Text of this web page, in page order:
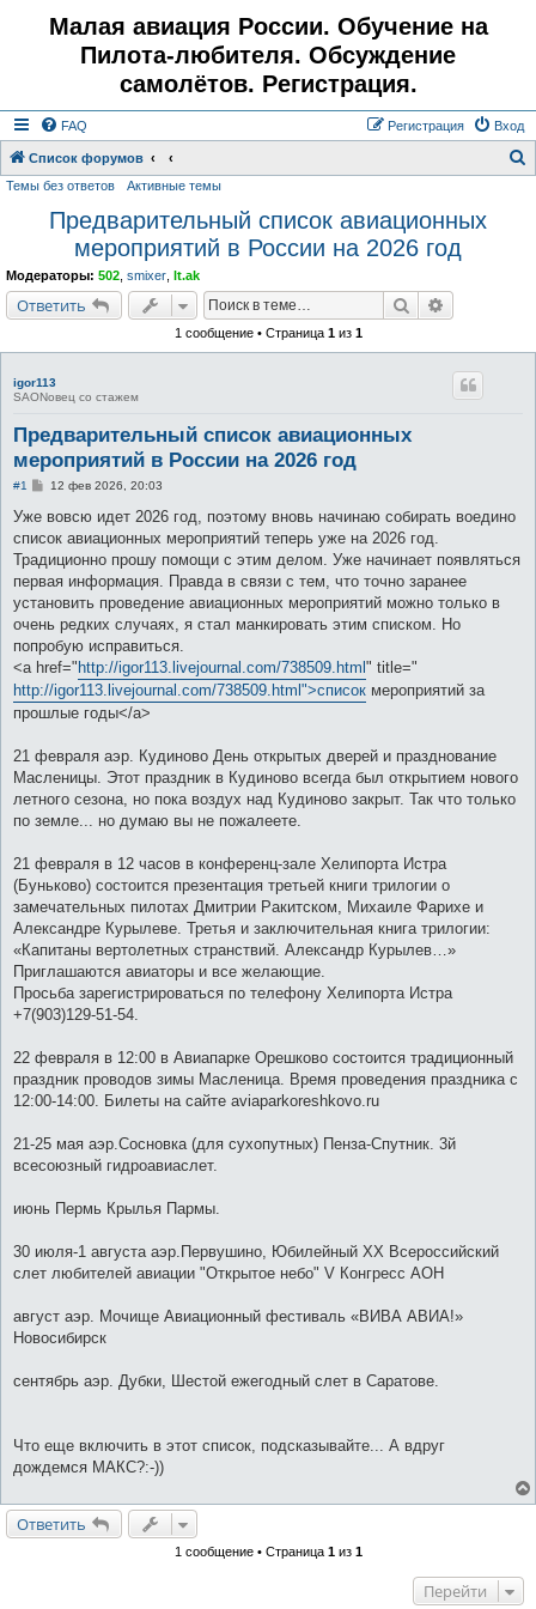
Малая авиация России. Обучение на
Пилота-любителя. Обсуждение
самолётов. Регистрация.
FAQ Вход
Регистрация
Список форумов
Темы без ответов Активные темы
Предварительный список авиационных
мероприятий в России на 2026 год
Модераторы: 502 smixer lt.ak
Ответить Поиск
1 сообщение • Страница 1из 1
igor113
SAONовец со стажем
Предварительный список авиационных
мероприятий в России на 2026 год
#1
С
о
щ
е
н
и
е
12 фев 2026, 20:03
Уже вовсю идет 2026 год, поэтому вновь начинаю собирать воедино
список авиационных мероприятий теперь уже на 2026 год.
Традиционно прошу помощи с этим делом. Уже начинает появляться
первая информация. Правда в связи с тем, что точно заранее
установить проведение авиационных мероприятий можно только в
очень редких случаях, я стал манкировать этим списком. Но
попробую исправиться.
<a href="http://igor113.livejournal.com/738509.html" title="
http://igor113.livejournal.com/738509.html">список мероприятий за
прошлые годы</a>
21 февраля аэр. Кудиново День открытых дверей и празднование
Масленицы. Этот праздник в Кудиново всегда был открытием нового
летного сезона, но пока воздух над Кудиново закрыт. Так что только
по земле... но думаю вы не пожалеете.
21 февраля в 12 часов в конференц-зале Хелипорта Истра
(Буньково) состоится презентация третьей книги трилогии о
замечательных пилотах Дмитрии Ракитском, Михаиле Фарихе и
Александре Курылеве. Третья и заключительная книга трилогии:
«Капитаны вертолетных странствий. Александр Курылев…»
Приглашаются авиаторы и все желающие.
Просьба зарегистрироваться по телефону Хелипорта Истра
+7(903)129-51-54.
22 февраля в 12:00 в Авиапарке Орешково состоится традиционный
праздник проводов зимы Масленица. Время проведения праздника с
12:00-14:00. Билеты на сайте aviaparkoreshkovo.ru
21-25 мая аэр.Сосновка (для сухопутных) Пенза-Спутник. 3й
всесоюзный гидроавиаслет.
июнь Пермь Крылья Пармы.
30 июля-1 августа аэр.Первушино, Юбилейный XX Всероссийский
слет любителей авиации "Открытое небо" V Конгресс АОН
август аэр. Мочище Авиационный фестиваль «ВИВА АВИА!»
Новосибирск
сентябрь аэр. Дубки, Шестой ежегодный слет в Саратове.
Что еще включить в этот список, подсказывайте... А вдруг
дождемся МАКС?:-))
Ответить
1 сообщение • Страница 1из 1
Перейти